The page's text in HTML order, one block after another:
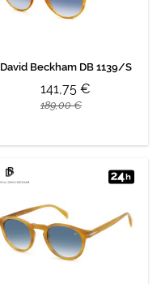
David Beckham DB 1139/S
141,75 €
189,00 €